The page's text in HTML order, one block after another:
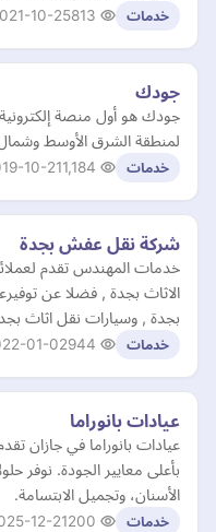
خدمات 10-25
جودك
جودك هو أول منصة
لمنطقة الشرق الأوسط وشمال
خدمات 10-21
شركة نقل عفش بجدة
خدمات المهندس تقدم
الاثاث بجدة , فضلا عن
بجدة , وسيارات نقل اثاث
خدمات 01-02
عيادات بانوراما
عيادات بانوراما في جازان
بأعلى معايير الجودة. نوفر
الأسنان، وتجميل الابتسامة.
خدمات 12-21